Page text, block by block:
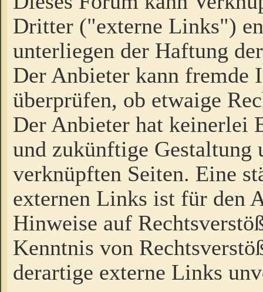
Dritter ("externe Links")
unterliegen der Haftung
Der Anbieter kann fremde
überprüfen, ob etwaige
Der Anbieter hat keinerlei
und zukünftige Gestaltung
verknüpften Seiten. Eine
externen Links ist für den
Hinweise auf
Kenntnis von
derartige externe Links